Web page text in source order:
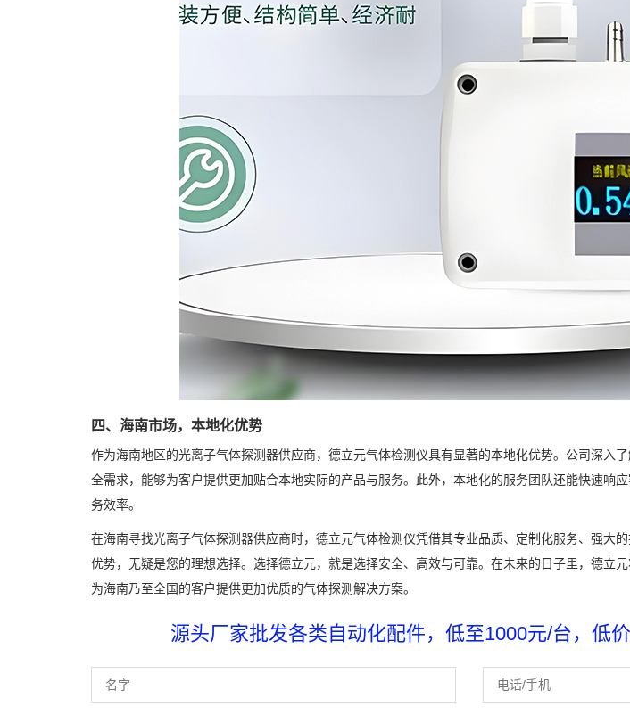
四、海南市场，本地化优势
作为海南地区的光离子气体探测器供应商，德立元气体检测仪具有显著的本地化优势。公司深入
全需求，能够为客户提供更加贴合本地实际的产品与服务。此外，本地化的服务团队还能快速响
务效率。
在海南寻找光离子气体探测器供应商时，德立元气体检测仪凭借其专业品质、定制化服务、强大
优势，无疑是您的理想选择。选择德立元，就是选择安全、高效与可靠。在未来的日子里，德立元
为海南乃至全国的客户提供更加优质的气体探测解决方案。
源头厂家批发各类自动化配件，低至1000元/台，低